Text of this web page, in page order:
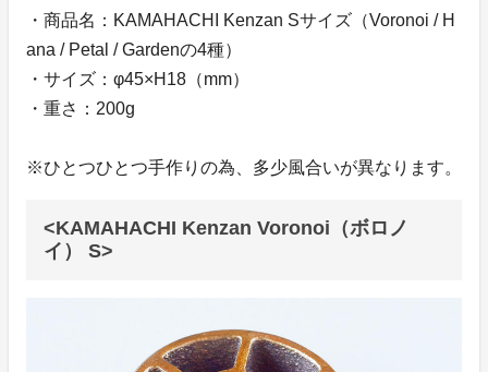
・商品名：KAMAHACHI Kenzan Sサイズ（Voronoi / H
ana / Petal / Gardenの4種）
・サイズ：φ45×H18（mm）
・重さ：200g
※ひとつひとつ手作りの為、多少風合いが異なります。
<KAMAHACHI Kenzan Voronoi（ボロノ
イ） S>